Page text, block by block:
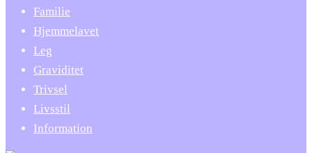
Familie
Hjemmelavet
Leg
Graviditet
Trivsel
Livsstil
Information